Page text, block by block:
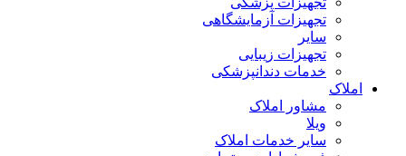
تجهیزات آزمایشگاهی
سایر
تجهیزات زیبایی
خدمات دندانپزشکی
املاک
مشاور املاک
ویلا
سایر خدمات املاک